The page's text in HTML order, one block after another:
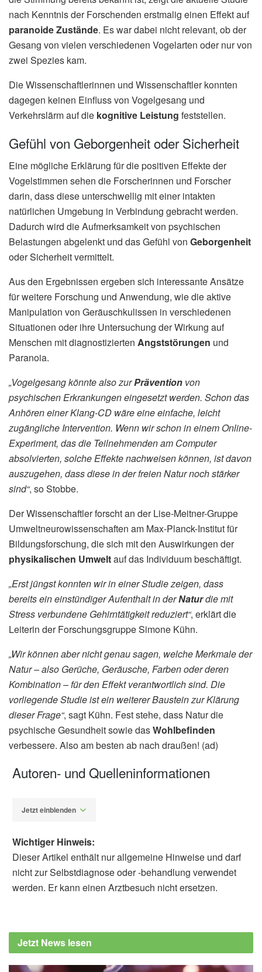
nach Kenntnis der Forschenden erstmalig einen Effekt auf
paranoide Zustände. Es war dabei nicht relevant, ob der
Gesang von vielen verschiedenen Vogelarten oder nur von
zwei Spezies kam.
Die Wissenschaftlerinnen und Wissenschaftler konnten
dagegen keinen Einfluss von Vogelgesang und
Verkehrslärm auf die kognitive Leistung feststellen.
Gefühl von Geborgenheit oder Sicherheit
Eine mögliche Erklärung für die positiven Effekte der
Vogelstimmen sehen die Forscherinnen und Forscher
darin, dass diese unterschwellig mit einer intakten
natürlichen Umgebung in Verbindung gebracht werden.
Dadurch wird die Aufmerksamkeit von psychischen
Belastungen abgelenkt und das Gefühl von Geborgenheit
oder Sicherheit vermittelt.
Aus den Ergebnissen ergeben sich interessante Ansätze
für weitere Forschung und Anwendung, wie die aktive
Manipulation von Geräuschkulissen in verschiedenen
Situationen oder ihre Untersuchung der Wirkung auf
Menschen mit diagnostizierten Angststörungen und
Paranoia.
„Vogelgesang könnte also zurPrävention von
psychischen Erkrankungen eingesetzt werden. Schon das
Anhören einer Klang-CD wäre eine einfache, leicht
zugängliche Intervention. Wenn wir schon in einem Online-
Experiment, das die Teilnehmenden am Computer
absolvierten, solche Effekte nachweisen können, ist davon
auszugehen, dass diese in der freien Natur noch stärker
sind“, so Stobbe.
Der Wissenschaftler forscht an der Lise-Meitner-Gruppe
Umweltneurowissenschaften am Max-Planck-Institut für
Bildungsforschung, die sich mit den Auswirkungen der
physikalischen Umweltauf das Individuum beschäftigt.
„Erst jüngst konnten wir in einer Studie zeigen, dass
bereits ein einstündiger Aufenthalt in derNaturdie mit
Stress verbundene Gehirntätigkeit reduziert“, erklärt die
Leiterin der Forschungsgruppe Simone Kühn.
„Wir können aber nicht genau sagen, welche Merkmale der
Natur – also Gerüche, Geräusche, Farben oder deren
Kombination – für den Effekt verantwortlich sind. Die
vorliegende Studie ist ein weiterer Baustein zur Klärung
dieser Frage“, sagt Kühn. Fest stehe, dass Natur die
psychische Gesundheit sowie dasWohlbefinden
verbessere. Also am besten ab nach draußen! (ad)
Autoren- und Quelleninformationen
Jetzt einblenden
ist gut für die mentale Gesundheit, (Abruf:
17.10.2022),
E. Stobbe, J. Sundermann, L. Ascone & S.
Wichtiger Hinweis:
Dieser Artikel enthält nur allgemeine Hinweise und darf
nicht zur Selbstdiagnose oder -behandlung verwendet
werden. Er kann einen Arztbesuch nicht ersetzen.
Jetzt News lesen